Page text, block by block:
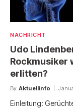
NACHRICHT
Udo
Rockmusiker
erlitten?
By Aktuellinfo
Einleitung: